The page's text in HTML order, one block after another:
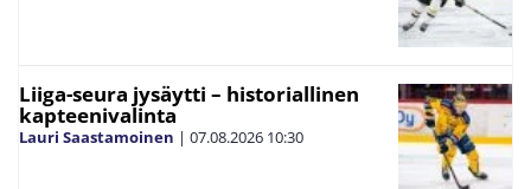
Liiga-seura jysäytti – historiallinen
kapteenivalinta
Lauri Saastamoinen | 07.08.2026 10:30